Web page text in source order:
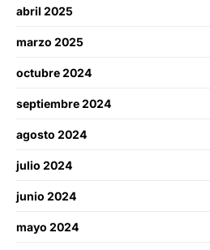
abril 2025
marzo 2025
octubre 2024
septiembre 2024
agosto 2024
julio 2024
junio 2024
mayo 2024